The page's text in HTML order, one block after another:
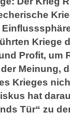
Kriege
Profit, um
Meinung,
Krieges
hat
Tür“ zu